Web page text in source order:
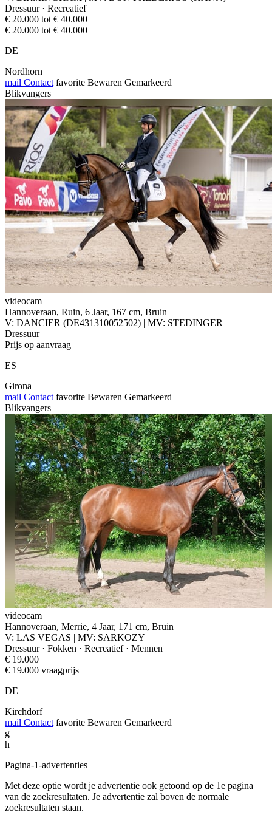
Dressuur · Recreatief
€ 20.000 tot € 40.000
€ 20.000 tot € 40.000
DE
Nordhorn
mail Contact favorite Bewaren Gemarkeerd
Blikvangers
videocam
Hannoveraan, Ruin, 6 Jaar, 167 cm, Bruin
V: DANCIER (DE431310052502) | MV: STEDINGER
Dressuur
Prijs op aanvraag
ES
Girona
mail Contact favorite Bewaren Gemarkeerd
Blikvangers
videocam
Hannoveraan, Merrie, 4 Jaar, 171 cm, Bruin
V: LAS VEGAS | MV: SARKOZY
Dressuur · Fokken · Recreatief · Mennen
€ 19.000
€ 19.000 vraagprijs
DE
Kirchdorf
mail Contact favorite Bewaren Gemarkeerd
g
h
Pagina-1-advertenties
Met deze optie wordt je advertentie ook getoond op de 1e pagina
van de zoekresultaten. Je advertentie zal boven de normale
zoekresultaten staan.